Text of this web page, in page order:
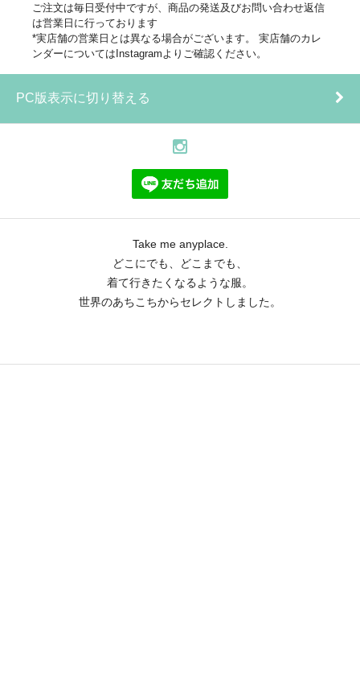
ご注文は毎日受付中ですが、商品の発送及びお問い合わせ返信
は営業日に行っております
*実店舗の営業日とは異なる場合がございます。 実店舗のカレ
ンダーについてはInstagramよりご確認ください。
PC版表示に切り替える
Take me anyplace.
どこにでも、どこまでも、
着て行きたくなるような服。
世界のあちこちからセレクトしました。